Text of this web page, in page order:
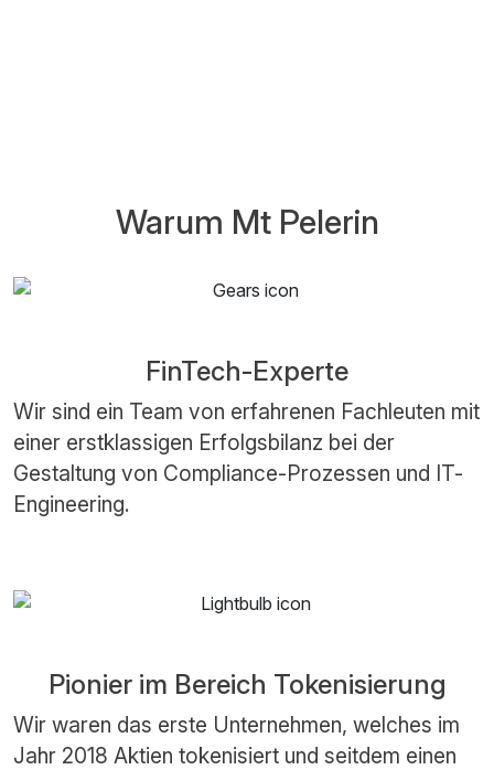
Warum Mt Pelerin
FinTech-Experte
Wir sind ein Team von erfahrenen Fachleuten mit
einer erstklassigen Erfolgsbilanz bei der
Gestaltung von Compliance-Prozessen und IT-
Engineering.
Pionier im Bereich Tokenisierung
Wir waren das erste Unternehmen, welches im
Jahr 2018 Aktien tokenisiert und seitdem einen